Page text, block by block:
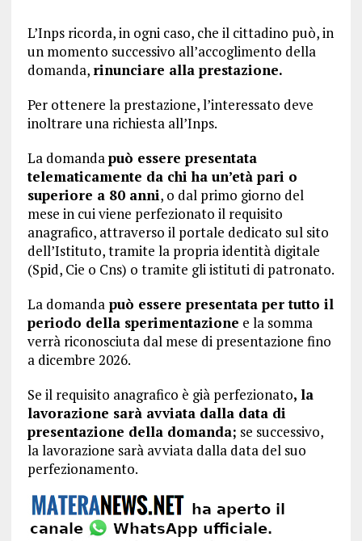
L’Inps ricorda, in ogni caso, che il cittadino può, in
un momento successivo all’accoglimento della
domanda, rinunciare alla prestazione.
Per ottenere la prestazione, l’interessato deve
inoltrare una richiesta all’Inps.
La domandapuò essere presentata
telematicamente da chi ha un’età pari o
superiore a 80 anni, o dal primo giorno del
mese in cui viene perfezionato il requisito
anagrafico, attraverso il portale dedicato sul sito
dell’Istituto, tramite la propria identità digitale
(Spid, Cie o Cns) o tramite gli istituti di patronato.
La domandapuò essere presentata per tutto il
periodo della sperimentazione e la somma
verrà riconosciuta dal mese di presentazione fino
a dicembre 2026.
Se il requisito anagrafico è già perfezionato, la
lavorazione sarà avviata dalla data di
presentazione della domanda; se successivo,
la lavorazione sarà avviata dalla data del suo
perfezionamento.